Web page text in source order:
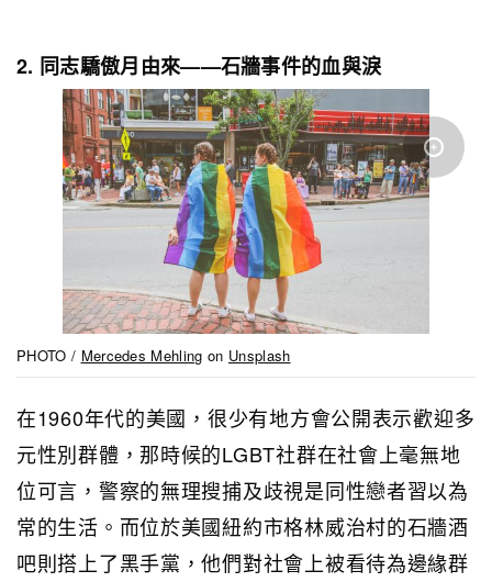
2. 同志驕傲月由來——石牆事件的血與淚
PHOTO / Mercedes Mehling on Unsplash
在1960年代的美國，很少有地方會公開表示歡迎多
元性別群體，那時候的LGBT社群在社會上毫無地
位可言，警察的無理搜捕及歧視是同性戀者習以為
常的生活。而位於美國紐約市格林威治村的石牆酒
吧則搭上了黑手黨，他們對社會上被看待為邊緣群